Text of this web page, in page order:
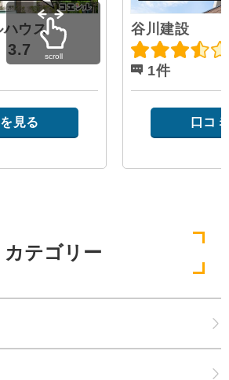
ハウス
3.7
見る
谷川建設
1件
口コ
scroll
カテゴリー